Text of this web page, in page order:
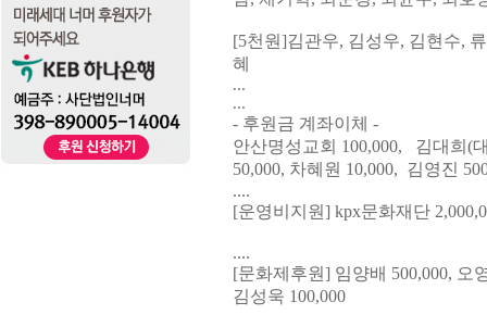
[5천원]김관우, 김성우, 김현수,
혜
...
...
- 후원금 계좌이체 -
안산명성교회 100,000, 김대희(
50,000, 차혜원 10,000, 김영진
....
[운영비지원] kpx문화재단
....
[문화제후원] 임양배 500,000, 오
김성욱 100,000